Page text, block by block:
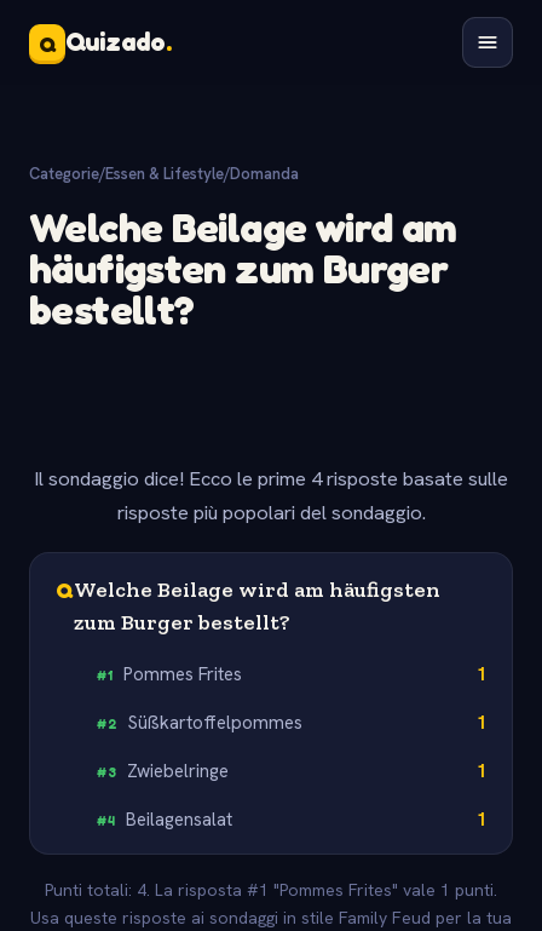
Q Quizado.
Categorie/Essen & Lifestyle/Domanda
Welche Beilage wird am
häufigsten zum Burger
bestellt?
Il sondaggio dice! Ecco le prime 4 risposte basate sulle
risposte più popolari del sondaggio.
QWelche Beilage wird am häufigsten
zum Burger bestellt?
#1 Pommes Frites 1
#2 Süßkartoffelpommes 1
#3 Zwiebelringe 1
#4 Beilagensalat 1
Punti totali: 4. La risposta #1 "Pommes Frites" vale 1 punti.
Usa queste risposte ai sondaggi in stile Family Feud per la tua